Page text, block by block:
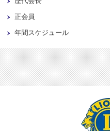
正会員
年間スケジュール